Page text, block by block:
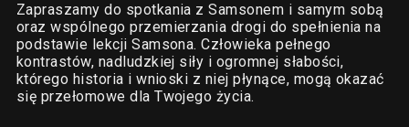
Zapraszamy do spotkania z Samsonem i samym sobą
oraz wspólnego przemierzania drogi do spełnienia na
podstawie lekcji Samsona. Człowieka pełnego
kontrastów, nadludzkiej siły i ogromnej słabości,
którego historia i wnioski z niej płynące, mogą okazać
się przełomowe dla Twojego życia.